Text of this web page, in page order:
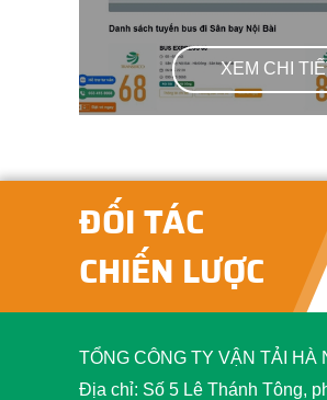
XEM CHI
ĐỐI TÁC
CHIẾN LƯỢC
TỔNG CÔNG TY VẬN TẢI HÀ
Địa chỉ: Số 5 Lê Thánh Tông,